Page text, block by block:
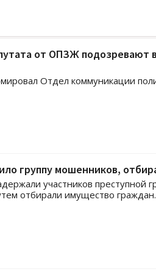
от ОПЗЖ подозревают
Отдел коммуникации
группу мошенников,
участников преступной
отбирали имущество граждан.